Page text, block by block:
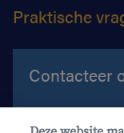
Praktische
Contacteer
Contacteer ons